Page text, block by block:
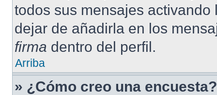
todos sus mensajes
dejar de añadirla en los
firma dentro del perfil.
Arriba
» ¿Cómo creo una encuesta?